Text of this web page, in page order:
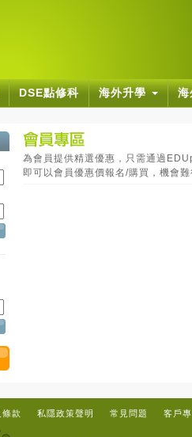
DSE點修科 海外升學
為會員提供精選優惠，只需通過
即可以會員優惠價報名/購買，機會
款 私隱政策聲明 常見問題 客戶